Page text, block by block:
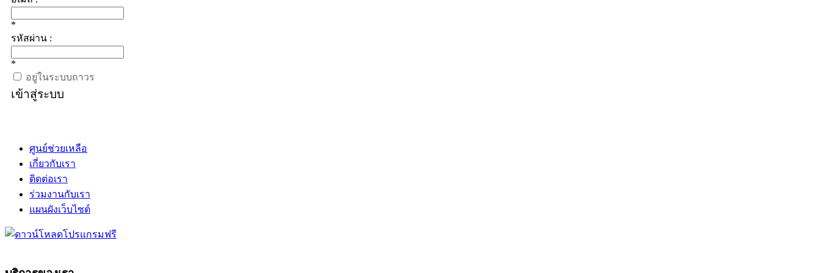
*
รหัสผ่าน :
*
อยู่ในระบบถาวร
เข้าสู่ระบบ
ศูนย์ช่วยเหลือ
เกี่ยวกับเรา
ติดต่อเรา
ร่วมงานกับเรา
แผนผังเว็บไซต์